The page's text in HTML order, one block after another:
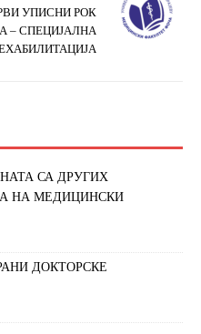
УПИСНИ РОК
– СПЕЦИЈАЛНА
СА ДРУГИХ
НА МЕДИЦИНСКИ
ДОКТОРСКЕ